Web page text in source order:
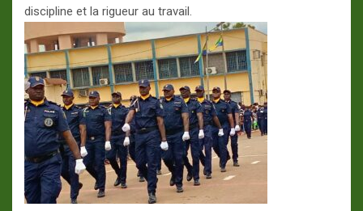
discipline et la rigueur au travail.